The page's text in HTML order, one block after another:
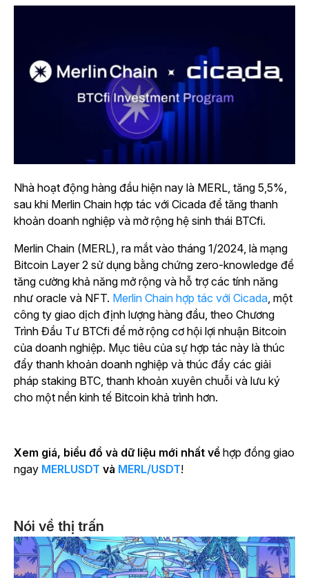
Nhà hoạt động hàng đầu hiện nay là MERL, tăng 5,5%,
sau khi Merlin Chain hợp tác với Cicada để tăng thanh
khoản doanh nghiệp và mở rộng hệ sinh thái BTCfi.
Merlin Chain (MERL), ra mắt vào tháng 1/2024, là mạng
Bitcoin Layer 2 sử dụng bằng chứng zero-knowledge để
tăng cường khả năng mở rộng và hỗ trợ các tính năng
như oracle và NFT. Merlin Chain hợp tác với Cicada , một
công ty giao dịch định lượng hàng đầu, theo Chương
Trình Đầu Tư BTCfi để mở rộng cơ hội lợi nhuận Bitcoin
của doanh nghiệp. Mục tiêu của sự hợp tác này là thúc
đẩy thanh khoản doanh nghiệp và thúc đẩy các giải
pháp staking BTC, thanh khoản xuyên chuỗi và lưu ký
cho một nền kinh tế Bitcoin khả trình hơn.
Xem giá, biểu đồ và dữ liệu mới nhất về hợp đồng giao
ngay MERLUSDT và MERL/USDT!
Nói về thị trấn